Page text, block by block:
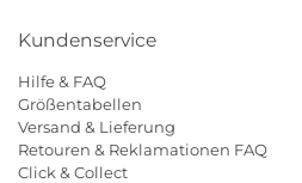
Kundenservice
Hilfe & FAQ
Größentabellen
Versand & Lieferung
Retouren & Reklamationen FAQ
Click & Collect